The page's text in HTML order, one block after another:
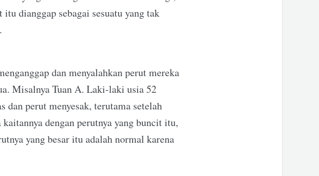
dianggap sebagai sesuatu yang tak
dan menyalahkan perut mereka
Misalnya Tuan A. Laki-laki usia 52
dan perut menyesak, terutama setelah
dengan perutnya yang buncit itu,
yang besar itu adalah normal karena